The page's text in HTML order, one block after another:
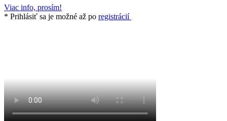
Viac info, prosím!
* Prihlásiť sa je možné až po registrácií